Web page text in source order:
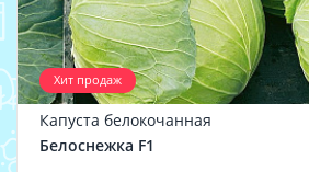
Хит продаж
Капуста белокочанная
Белоснежка F1